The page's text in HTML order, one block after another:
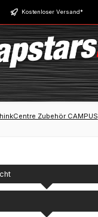
Kostenloser Versand*
Zubehör CAMPUS